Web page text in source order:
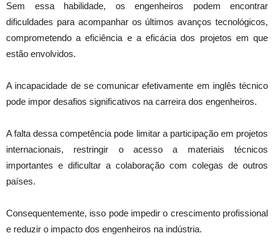
Sem essa habilidade, os engenheiros podem encontrar
dificuldades para acompanhar os últimos avanços tecnológicos,
comprometendo a eficiência e a eficácia dos projetos em que
estão envolvidos.
A incapacidade de se comunicar efetivamente em inglês técnico
pode impor desafios significativos na carreira dos engenheiros.
A falta dessa competência pode limitar a participação em projetos
internacionais, restringir o acesso a materiais técnicos
importantes e dificultar a colaboração com colegas de outros
países.
Consequentemente, isso pode impedir o crescimento profissional
e reduzir o impacto dos engenheiros na indústria.